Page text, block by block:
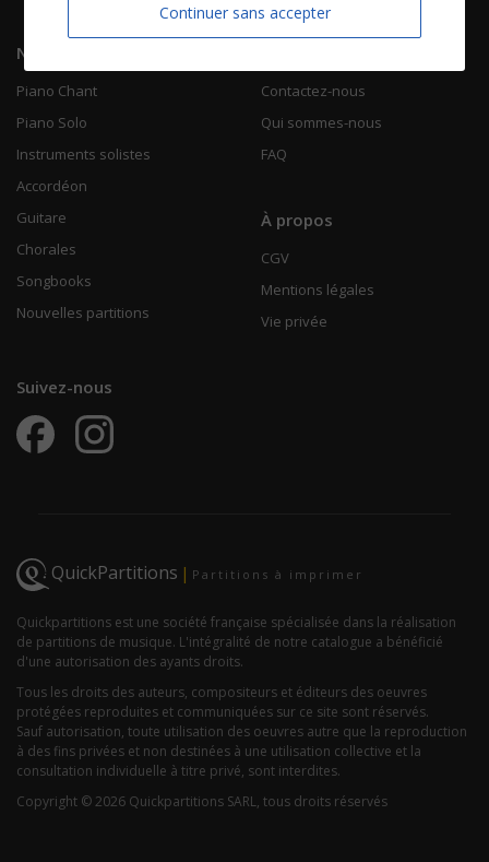
Navigation
Piano Chant
Piano Solo
Instruments solistes
Accordéon
Guitare
Chorales
Songbooks
Nouvelles partitions
Contactez-nous
Qui sommes-nous
FAQ
À propos
CGV
Mentions légales
Vie privée
Suivez-nous
QuickPartitions | Partitions à imprimer
Quickpartitions est une société française spécialisée dans la réalisation
de partitions de musique. L'intégralité de notre catalogue a bénéficié
d'une autorisation des ayants droits.
Tous les droits des auteurs, compositeurs et éditeurs des oeuvres
protégées reproduites et communiquées sur ce site sont réservés.
Sauf autorisation, toute utilisation des oeuvres autre que la reproduction
à des fins privées et non destinées à une utilisation collective et la
consultation individuelle à titre privé, sont interdites.
Copyright © 2026 Quickpartitions SARL, tous droits réservés
Continuer sans accepter